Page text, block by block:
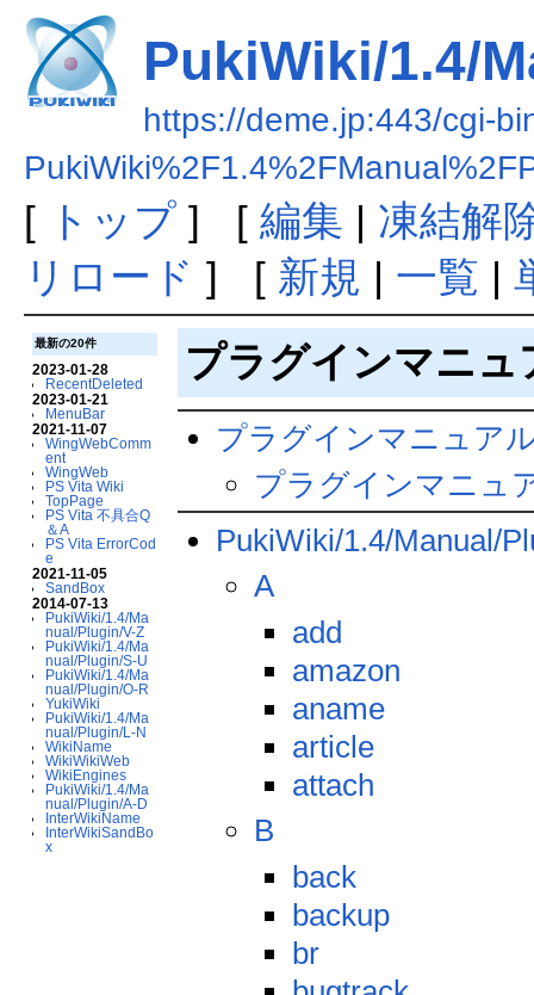
PukiWiki/1.4/
https://deme.jp:443/cgi-
[ トップ] [ 編集 | 凍結解
リロード ] [ 新規 | 一覧 |
最新の20件
2023-01-28
RecentDeleted
2023-01-21
MenuBar
2021-11-07
WingWebComm
ent
WingWeb
PS Vita Wiki
TopPage
PS Vita 不具合Q
＆A
PS Vita ErrorCod
e
2021-11-05
SandBox
2014-07-13
PukiWiki/1.4/Ma
nual/Plugin/V-Z
PukiWiki/1.4/Ma
nual/Plugin/S-U
PukiWiki/1.4/Ma
nual/Plugin/O-R
YukiWiki
PukiWiki/1.4/Ma
nual/Plugin/L-N
WikiName
WikiWikiWeb
WikiEngines
PukiWiki/1.4/Ma
nual/Plugin/A-D
InterWikiName
InterWikiSandBo
x
プラグインマニ
プラグインマニュア
プラグインマニュ
PukiWiki/1.4/Manual/
A
add
amazon
aname
article
attach
B
back
backup
br